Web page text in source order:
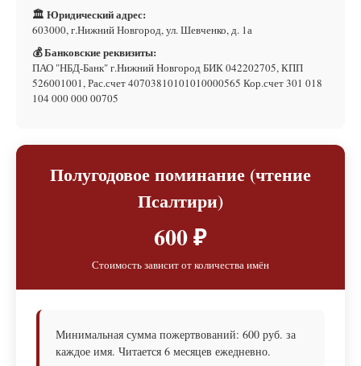
🏛 Юридический адрес:
603000, г.Нижний Новгород, ул. Шевченко, д. 1а
💰 Банковские реквизиты:
ПАО "НБД-Банк" г.Нижний Новгород БИК 042202705, КПП
526001001, Рас.счет 40703810101010000565 Кор.счет 301 018
104 000 000 00705
Полугодовое поминание (чтение
Псалтири)
600 ₽
Стоимость зависит от количества имён
Минимальная сумма пожертвований: 600 руб. за
каждое имя. Читается 6 месяцев ежедневно.